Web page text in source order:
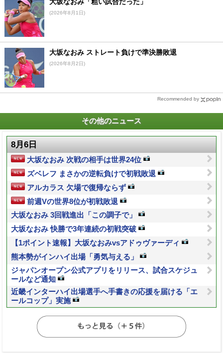
(2026年8月1日)
大坂なおみ ストレート負けで準決勝敗退
(2026年8月2日)
Recommended by
その他のニュース
8月6日
大坂なおみ 次戦の相手は世界24位
ズベレフ まさかの逆転負けで初戦敗退
アルカラス 欠場で復帰ならず
前週Vの世界8位が初戦敗退
大坂なおみ 3回戦進出「この調子で」
大坂なおみ 快勝で3年連続の初戦突破
【1ポイント速報】大坂なおみvsアドゥヴァーディ
熊本勢がインハイ出場「勇気与える」
ジャパンオープン公式アプリをリリース、試合スケジュ
ールなど通知
近畿インターハイ出場選手へ手書きの応援を届ける「エ
ールコップ」実施